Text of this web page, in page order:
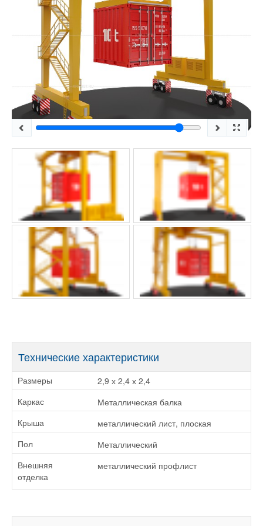
Технические характеристики
Размеры 2,9 х 2,4 х 2,4
Каркас Металлическая балка
Крыша металлический лист, плоская
Пол Металлический
Внешняя
отделка
металлический профлист